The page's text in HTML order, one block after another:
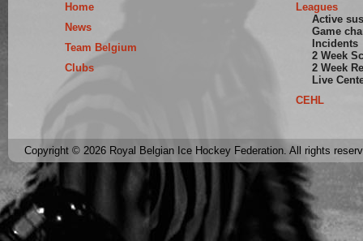
Home
News
Team Belgium
Clubs
Leagues
Active
Game
Incidents
2 Week
2 Week
Live
CEHL
Copyright © 2026 Royal Belgian Ice Hockey Federation. All rights